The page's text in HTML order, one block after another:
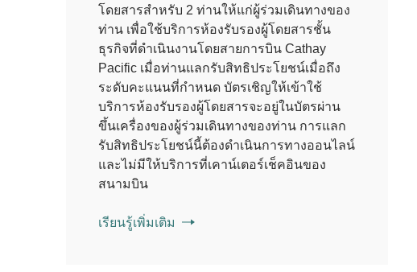
โดยสารสำหรับ 2 ท่านให้แก่ผู้ร่วมเดินทางของ
ท่าน เพื่อใช้บริการห้องรับรองผู้โดยสารชั้น
ธุรกิจที่ดำเนินงานโดยสายการบิน Cathay
Pacific เมื่อท่านแลกรับสิทธิประโยชน์เมื่อถึง
ระดับคะแนนที่กำหนด บัตรเชิญให้เข้าใช้
บริการห้องรับรองผู้โดยสารจะอยู่ในบัตรผ่าน
ขึ้นเครื่องของผู้ร่วมเดินทางของท่าน การแลก
รับสิทธิประโยชน์นี้ต้องดำเนินการทางออนไลน์
และไม่มีให้บริการที่เคาน์เตอร์เช็คอินของ
สนามบิน
เรียนรู้เพิ่มเติม